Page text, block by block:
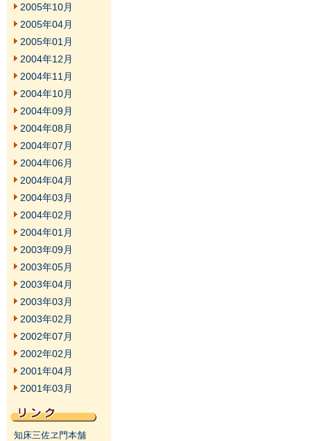
2005年10月
2005年04月
2005年01月
2004年12月
2004年11月
2004年10月
2004年09月
2004年08月
2004年07月
2004年06月
2004年04月
2004年03月
2004年02月
2004年01月
2003年09月
2003年05月
2003年04月
2003年03月
2003年02月
2002年07月
2002年02月
2001年04月
2001年03月
知床三佐ヱ門本舗